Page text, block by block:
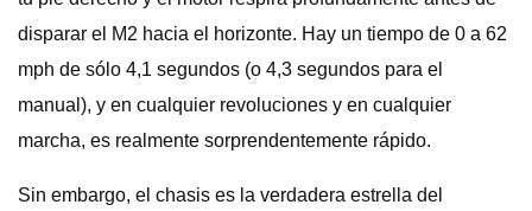
disparar el M2 hacia el horizonte. Hay un tiempo de 0 a 62
mph de sólo 4,1 segundos (o 4,3 segundos para el
manual), y en cualquier revoluciones y en cualquier
marcha, es realmente sorprendentemente rápido.
Sin embargo, el chasis es la verdadera estrella del